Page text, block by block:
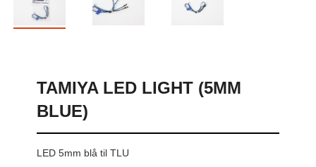
TAMIYA LED LIGHT (5MM
BLUE)
LED 5mm blå til TLU